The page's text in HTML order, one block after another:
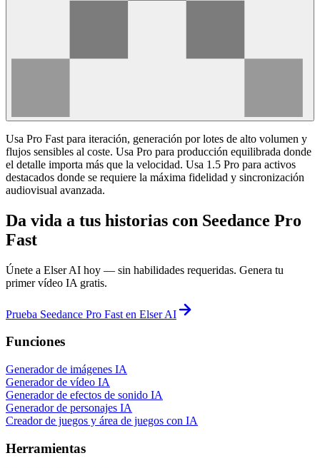
Usa Pro Fast para iteración, generación por lotes de alto volumen y
flujos sensibles al coste. Usa Pro para producción equilibrada donde
el detalle importa más que la velocidad. Usa 1.5 Pro para activos
destacados donde se requiere la máxima fidelidad y sincronización
audiovisual avanzada.
Da vida a tus historias con Seedance Pro
Fast
Únete a Elser AI hoy — sin habilidades requeridas. Genera tu
primer vídeo IA gratis.
Prueba Seedance Pro Fast en Elser AI
Funciones
Generador de imágenes IA
Generador de vídeo IA
Generador de efectos de sonido IA
Generador de personajes IA
Creador de juegos y área de juegos con IA
Herramientas